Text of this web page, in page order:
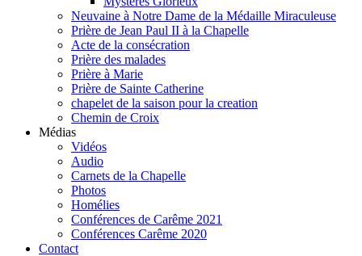
Neuvaine à Notre Dame de la Médaille Miraculeuse
Prière de Jean Paul II à la Chapelle
Acte de la consécration
Prière des malades
Prière à Marie
Prière de Sainte Catherine
chapelet de la saison pour la creation
Chemin de Croix
Médias
Vidéos
Audio
Carnets de la Chapelle
Photos
Homélies
Conférences de Carême 2021
Conférences Carême 2020
Contact